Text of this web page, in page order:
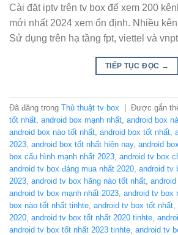
Cài đặt iptv trên tv box để xem 200
mới nhất 2024 xem ổn định. Nhiều
Sử dụng trên hạ tầng fpt, viettel và vnpt
TIẾP TỤC ĐỌC →
Đã đăng trong Thủ thuật tv box Được gắn
tốt nhất android box mạnh nhất android box
android box nào tốt nhất android box tốt nhất
2023 android box tốt nhất hiện nay, android
box cấu hình mạnh nhất 2023 android tv box
android tv box đáng mua nhất 2020 android tv
2023 android tv box hãng nào tốt nhất
android tv box mạnh nhất 2023 android tv box
box nào tốt nhất tinhte android tv box tốt nhất
2020 android tv box tốt nhất 2020 tinhte
android tv box tốt nhất 2023 tinhte android tv